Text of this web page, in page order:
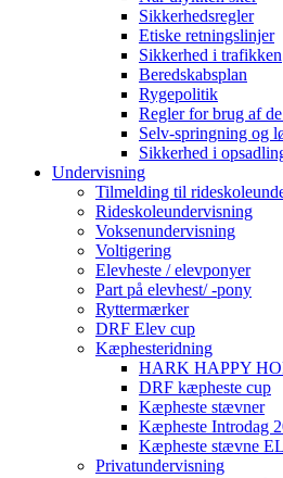
Sikkerhedsregler
Etiske retningslinjer
Sikkerhed i trafikken
Beredskabsplan
Rygepolitik
Regler for brug af
Selv-springning og
Sikkerhed i
Undervisning
Tilmelding til
Rideskoleundervisning
Voksenundervisning
Voltigering
Elevheste / elevponyer
Part på elevhest/ -pony
Ryttermærker
DRF Elev cup
Kæphesteridning
HARK HAPPY
DRF kæpheste cup
Kæpheste stævner
Kæpheste Introdag
Kæpheste stævne
Privatundervisning